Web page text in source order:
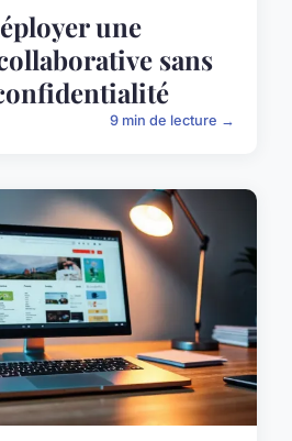
une
sans
9 min de lecture →